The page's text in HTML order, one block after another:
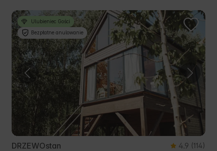
Ulubieniec Gości
Bezpłatne anulowanie
DRZEWOstan 4.9 (114)